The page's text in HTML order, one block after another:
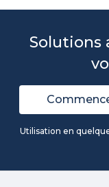
Solutions
Utilisation en